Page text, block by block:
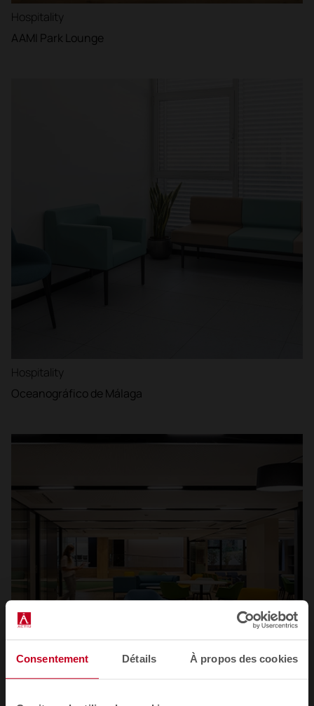
Consentement Détails À propos des cookies
Hospitality
AAMI Park Lounge
Hospitality
Oceanográfico de Málaga